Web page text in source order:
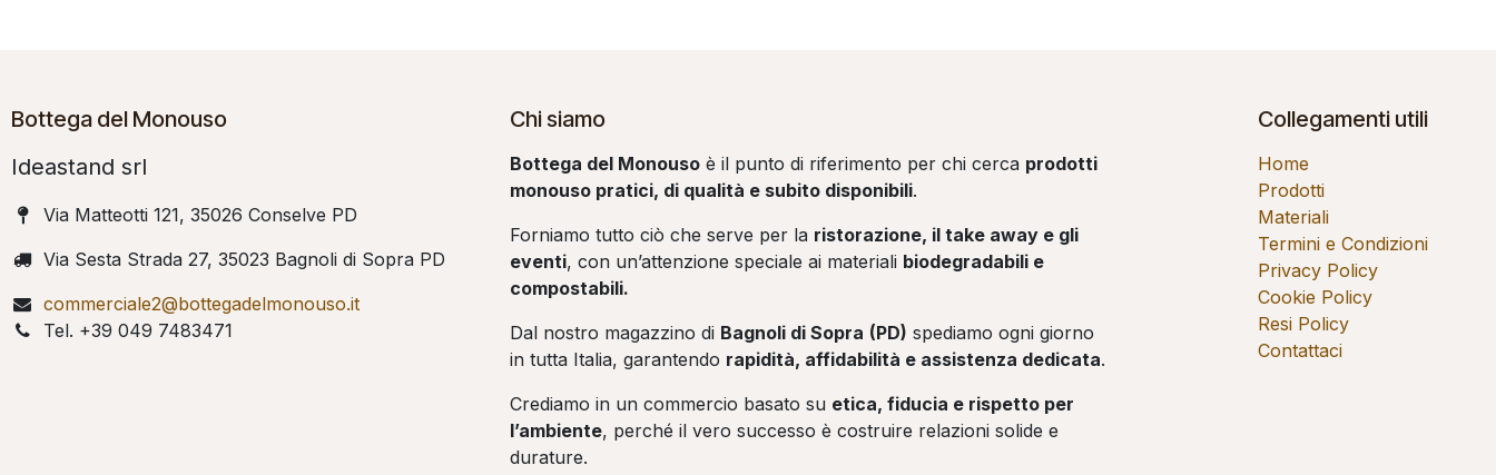
Bottega del Monouso
Ideastand srl
Via Matteotti 121, 35026 Conselve PD
Via Sesta Strada 27, 35023 Bagnoli di Sopra PD
commerciale2@bottegadelmonouso.it
Tel. +39 049 7483471
Collegamenti utili
Home
Prodotti
Materiali
Termini e Condizioni
Privacy Policy
Cookie Policy
Resi Policy
Contattaci
Chi siamo
Bottega del Monouso è il punto di riferimento per chi cerca prodotti
monouso pratici, di qualità e subito disponibili.
Forniamo tutto ciò che serve per la ristorazione, il take away e gli
eventi, con un’attenzione speciale ai materiali biodegradabili e
compostabili.
Dal nostro magazzino di Bagnoli di Sopra (PD) spediamo ogni giorno
in tutta Italia, garantendo rapidità, affidabilità e assistenza dedicata.
Crediamo in un commercio basato su etica, fiducia e rispetto per
l’ambiente, perché il vero successo è costruire relazioni solide e
durature.